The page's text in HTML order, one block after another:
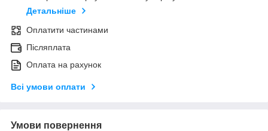
Детальніше
Оплатити частинами
Післяплата
Оплата на рахунок
Всі умови оплати
Умови повернення